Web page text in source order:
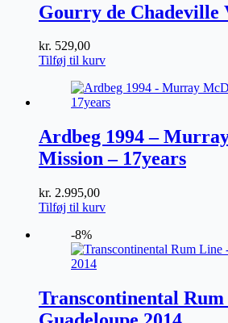
Gourry de Chadeville
kr. 529,00
Tilføj til kurv
Ardbeg 1994 –
Mission – 17years
kr. 2.995,00
Tilføj til kurv
-8%
Transcontinental